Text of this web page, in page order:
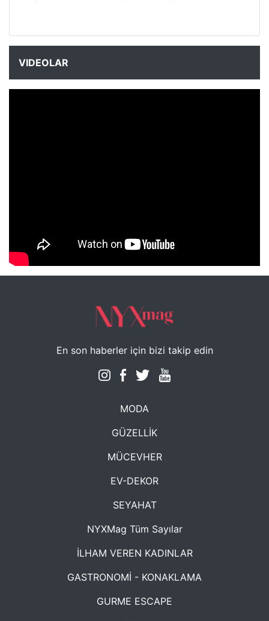
VIDEOLAR
NYXmag 2. Yaş Kutlama Etkinliği
En son haberler için bizi takip edin
MODA
GÜZELLİK
MÜCEVHER
EV-DEKOR
SEYAHAT
NYXMag Tüm Sayılar
İLHAM VEREN KADINLAR
GASTRONOMİ - KONAKLAMA
GURME ESCAPE